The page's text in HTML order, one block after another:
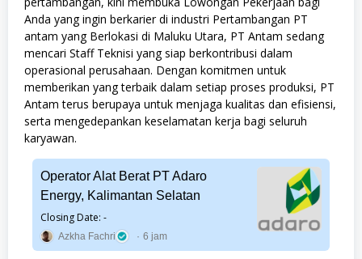
Anda yang ingin berkarier di industri Pertambangan PT
antam yang Berlokasi di Maluku Utara, PT Antam sedang
mencari Staff Teknisi yang siap berkontribusi dalam
operasional perusahaan. Dengan komitmen untuk
memberikan yang terbaik dalam setiap proses produksi, PT
Antam terus berupaya untuk menjaga kualitas dan efisiensi,
serta mengedepankan keselamatan kerja bagi seluruh
karyawan.
Operator Alat Berat PT Adaro
Energy, Kalimantan Selatan
Closing Date: -
Azkha Fachri 6 jam